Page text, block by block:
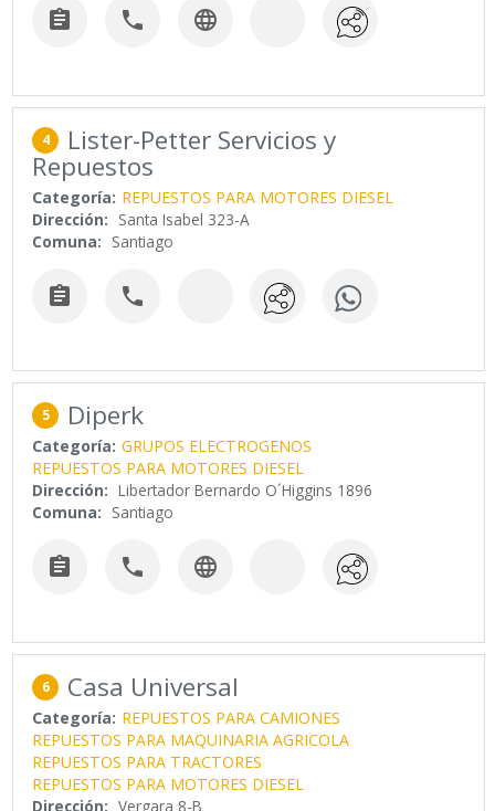
  
4 Lister-Petter Servicios y
Repuestos
Categoría: REPUESTOS PARA MOTORES DIESEL
Dirección: Santa Isabel 323-A
Comuna: Santiago
 
5 Diperk
Categoría: GRUPOS ELECTROGENOS
REPUESTOS PARA MOTORES DIESEL
Dirección: Libertador Bernardo O´Higgins 1896
Comuna: Santiago
  
6 Casa Universal
Categoría: REPUESTOS PARA CAMIONES
REPUESTOS PARA MAQUINARIA AGRICOLA
REPUESTOS PARA TRACTORES
REPUESTOS PARA MOTORES DIESEL
Dirección: Vergara 8-B